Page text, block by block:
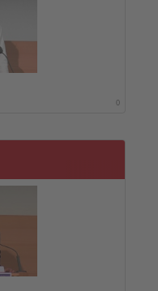
0